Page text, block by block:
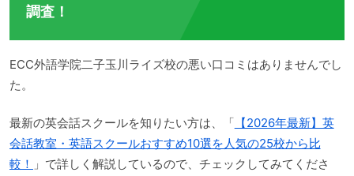
調査！
ECC外語学院二子玉川ライズ校の悪い口コミはありませんでし
た。
最新の英会話スクールを知りたい方は、「 【2026年最新】英
会話教室・英語スクールおすすめ10選を人気の25校から比
較！ 」で詳しく解説しているので、チェックしてみてくださ